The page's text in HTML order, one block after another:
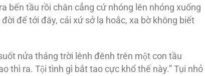
bến tầu rồi chân cẳng cứ nhóng lên nhóng xuống
để tới đây, cái xứ sở lạ hoắc, xa bờ không biết
nửa tháng trời lênh đênh trên một con tầu
thì ra. Tội tình gì bắt tao cực khổ thế này.” Tụi nhỏ